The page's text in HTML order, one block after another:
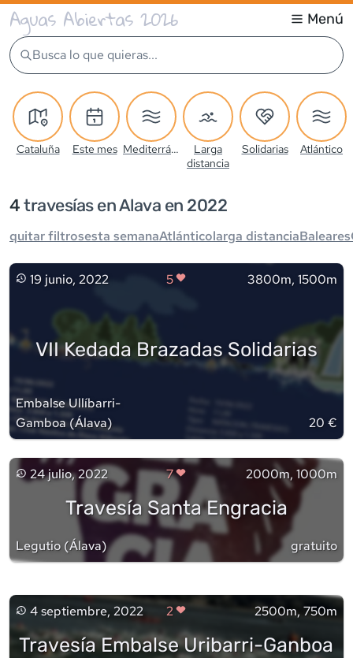
Aguas Abiertas 2026 Menú
Busca lo que quieras...
Cataluña Este mes Mediterráneo
Larga
distancia
Solidarias Atlántico
4 travesías en Alava en 2022
quitar filtrosesta semanaAtlánticolarga distanciaBaleares
19 junio, 2022 5 3800m, 1500m
VII Kedada Brazadas Solidarias
Embalse Ullíbarri-
Gamboa (Álava) 20 €
24 julio, 2022 7 2000m, 1000m
Travesía Santa Engracia
Legutio(Álava) gratuito
4 septiembre, 2022 2 2500m, 750m
Travesía Embalse Uribarri-Ganboa